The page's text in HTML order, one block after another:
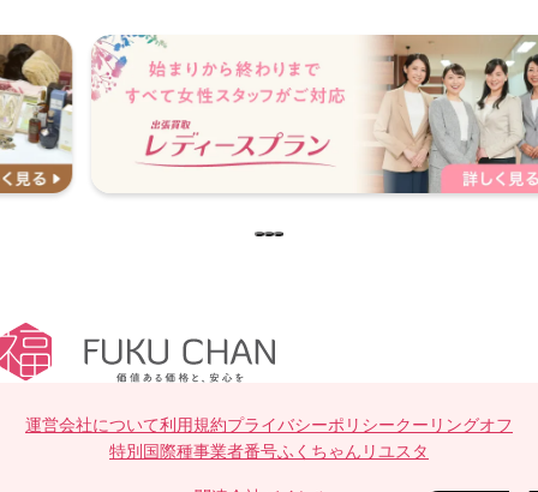
運営会社について利用規約プライバシーポリシークーリングオフ
特別国際種事業者番号ふくちゃんリユスタ